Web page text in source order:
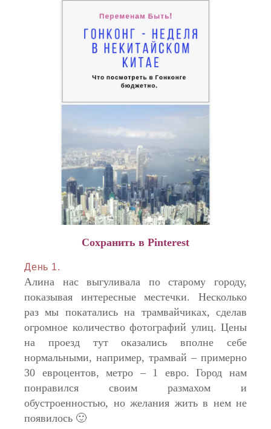
Сохранить в Pinterest
День 1.
Алина нас выгуливала по старому городу,
показывая интересные местечки. Несколько
раз мы покатались на трамвайчиках, сделав
огромное количество фотографий улиц. Цены
на проезд тут оказались вполне себе
нормальными, например, трамвай – примерно
30 евроцентов, метро – 1 евро. Город нам
понравился своим размахом и
обустроенностью, но желания жить в нем не
появилось 🙂